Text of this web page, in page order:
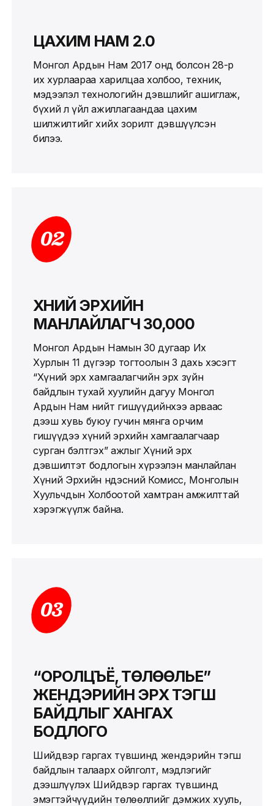
ЦАХИМ НАМ 2.0
Монгол Ардын Нам 2017 онд болсон 28-р
их хурлаараа харилцаа холбоо, техник,
мэдээлэл технологийн дэвшлийг ашиглаж,
бүхий л үйл ажиллагаандаа цахим
шилжилтийг хийх зорилт дэвшүүлсэн
билээ.
02
ХҮНИЙ ЭРХИЙН
МАНЛАЙЛАГЧ 30,000
Монгол Ардын Намын 30 дугаар Их
Хурлын 11 дүгээр тогтоолын 3 дахь хэсэгт
“Хүний эрх хамгаалагчийн эрх зүйн
байдлын тухай хуулийн дагуу Монгол
Ардын Нам нийт гишүүдийнхээ арваас
дээш хувь буюу гучин мянга орчим
гишүүдээ хүний эрхийн хамгаалагчаар
сурган бэлтгэх” ажлыг Хүний эрх
дэвшилтэт бодлогын хүрээлэн манлайлан
Хүний Эрхийн Үндэсний Комисс, Монголын
Хуульчдын Холбоотой хамтран амжилттай
хэрэгжүүлж байна.
03
“ОРОЛЦЪЁ, ТӨЛӨӨЛЬЕ”
ЖЕНДЭРИЙН ЭРХ ТЭГШ
БАЙДЛЫГ ХАНГАХ
БОДЛОГО
Шийдвэр гаргах түвшинд жендэрийн тэгш
байдлын талаарх ойлголт, мэдлэгийг
дээшлүүлэх Шийдвэр гаргах түвшинд
эмэгтэйчүүдийн төлөөллийг дэмжих хууль,